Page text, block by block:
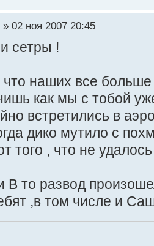
» 02 ноя 2007 20:45
сетры !
что наших все
как мы с тобой
встретились в
дико мутило с
того , что не
В то развод
,в том числе и